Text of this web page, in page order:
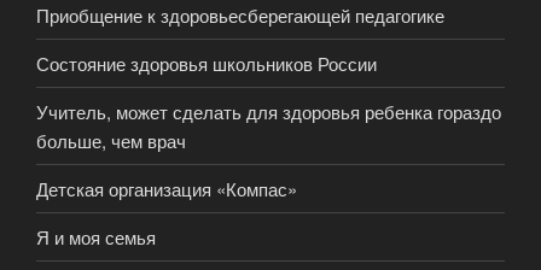
Приобщение к здоровьесберегающей педагогике
Состояние здоровья школьников России
Учитель, может сделать для здоровья ребенка гораздо
больше, чем врач
Детская организация «Компас»
Я и моя семья